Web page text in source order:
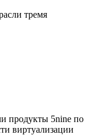
тремя
продукты 5nine по
виртуализации